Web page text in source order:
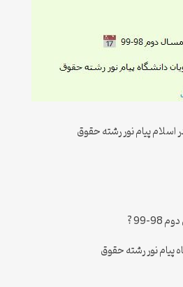
اسلام پیام نور رشته حقوق
پیام نور رشته حقوق